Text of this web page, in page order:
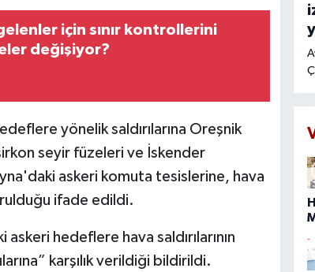
için sınır kontrollerini
değişiyor?
yönelik saldırılarına Oreşnik
seyir füzeleri ve İskender
askeri komuta tesislerine, hava
ifade edildi.
askeri hedeflere hava saldırılarının
karşılık verildiği bildirildi.